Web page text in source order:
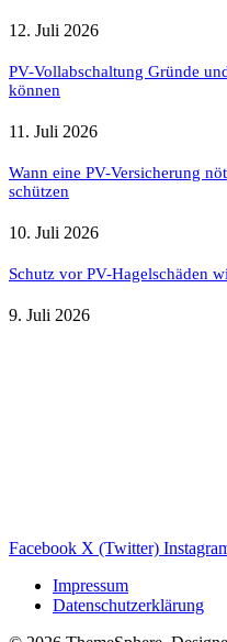
12. Juli 2026
PV-Vollabschaltung Gründe
können
11. Juli 2026
Wann eine PV-Versicherung
schützen
10. Juli 2026
Schutz vor PV-Hagelschäden
9. Juli 2026
Facebook X (Twitter)
Impressum
Datenschutzerklärung